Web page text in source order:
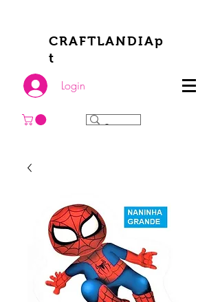
CRAFTLANDIAp
t
Login